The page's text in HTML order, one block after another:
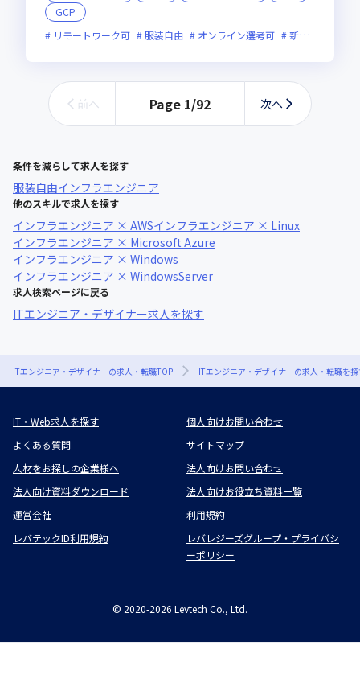
GCP
リモートワーク可
服装自由 オンライン選考可 新技術に積極的
前へ Page 1/92 次へ
条件を減らして求人を探す
服装自由インフラエンジニア
他のスキルで求人を探す
インフラエンジニア × AWSインフラエンジニア × Linux
インフラエンジニア × Microsoft Azure
インフラエンジニア × Windows
インフラエンジニア × WindowsServer
求人検索ページに戻る
ITエンジニア・デザイナー求人を探す
ITエンジニア・デザイナーの求人・転職TOP ITエンジニア・デザイナーの求人・転職を
IT・Web求人を探す
個人向けお問い合わせ
よくある質問
サイトマップ
人材をお探しの企業様へ
法人向けお問い合わせ
法人向け資料ダウンロード
法人向けお役立ち資料一覧
運営会社
利用規約
レバテックID利用規約
レバレジーズグループ・プライバシ
ーポリシー
© 2020-2026 Levtech Co., Ltd.